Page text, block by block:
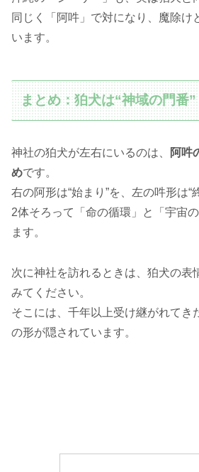
同じく「阿吽」で対になり、魔除け
います。
まとめ：狛犬は“神域の門番”
神社の狛犬が左右にいるのは、
阿吽
めです。
右の阿形は“始まり”を、左の吽形は“
2体そろって「命の循環」と「宇宙
ます。
次に神社を訪れるときは、狛犬の表
みてください。
そこには、千年以上受け継がれてき
の形が隠されています。